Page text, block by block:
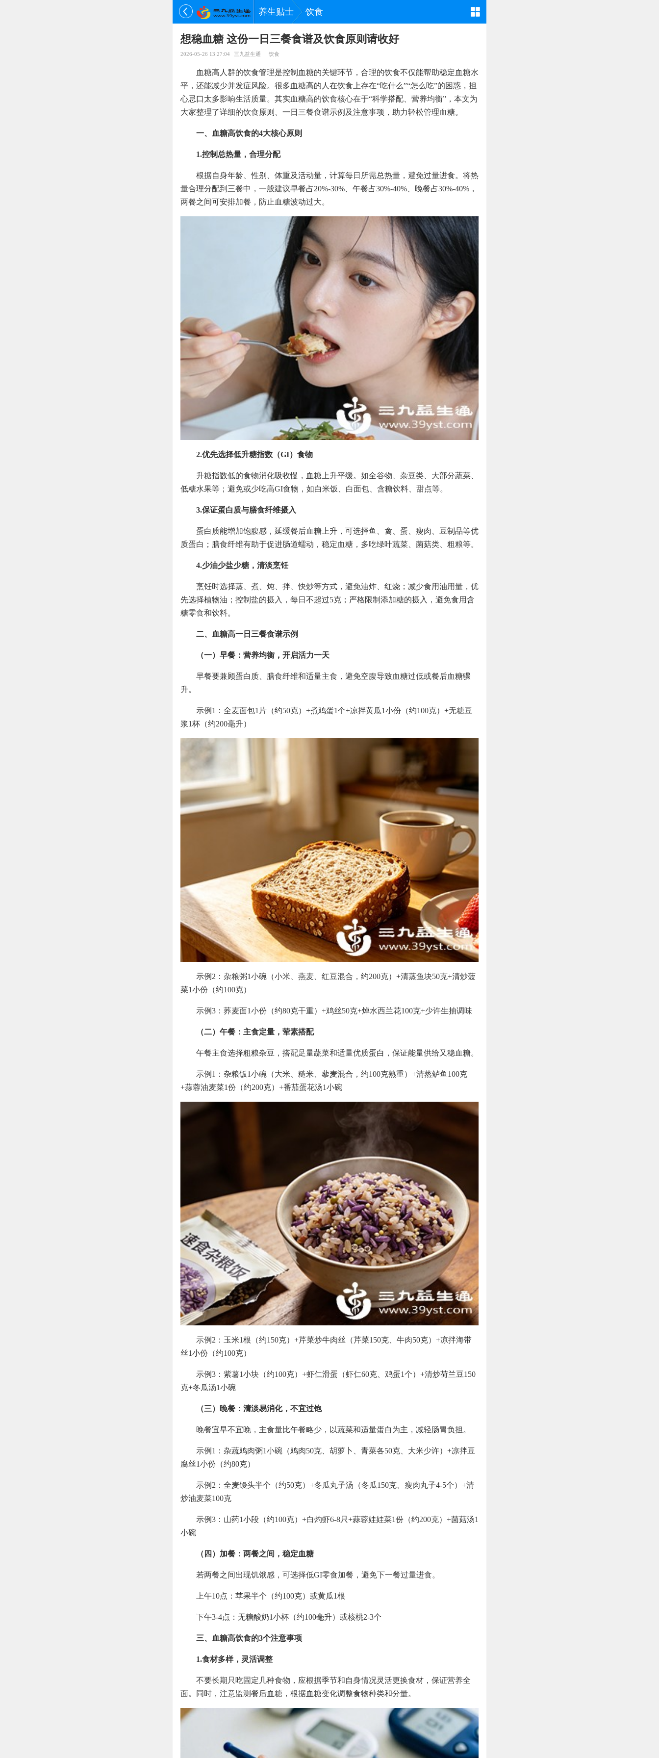
养生贴士 饮食
想稳血糖 这份一日三餐食谱及饮食原则请收好
2026-05-26 13:27:04 三九益生通 饮食
血糖高人群的饮食管理是控制血糖的关键环节，合理的饮食不仅能帮助稳定血糖水
平，还能减少并发症风险。很多血糖高的人在饮食上存在“吃什么”“怎么吃”的困惑，担
心忌口太多影响生活质量。其实血糖高的饮食核心在于“科学搭配、营养均衡”，本文为
大家整理了详细的饮食原则、一日三餐食谱示例及注意事项，助力轻松管理血糖。
一、血糖高饮食的4大核心原则
1.控制总热量，合理分配
根据自身年龄、性别、体重及活动量，计算每日所需总热量，避免过量进食。将热
量合理分配到三餐中，一般建议早餐占20%-30%、午餐占30%-40%、晚餐占30%-40%，
两餐之间可安排加餐，防止血糖波动过大。
2.优先选择低升糖指数（GI）食物
升糖指数低的食物消化吸收慢，血糖上升平缓。如全谷物、杂豆类、大部分蔬菜、
低糖水果等；避免或少吃高GI食物，如白米饭、白面包、含糖饮料、甜点等。
3.保证蛋白质与膳食纤维摄入
蛋白质能增加饱腹感，延缓餐后血糖上升，可选择鱼、禽、蛋、瘦肉、豆制品等优
质蛋白；膳食纤维有助于促进肠道蠕动，稳定血糖，多吃绿叶蔬菜、菌菇类、粗粮等。
4.少油少盐少糖，清淡烹饪
烹饪时选择蒸、煮、炖、拌、快炒等方式，避免油炸、红烧；减少食用油用量，优
先选择植物油；控制盐的摄入，每日不超过5克；严格限制添加糖的摄入，避免食用含
糖零食和饮料。
二、血糖高一日三餐食谱示例
（一）早餐：营养均衡，开启活力一天
早餐要兼顾蛋白质、膳食纤维和适量主食，避免空腹导致血糖过低或餐后血糖骤
升。
示例1：全麦面包1片（约50克）+煮鸡蛋1个+凉拌黄瓜1小份（约100克）+无糖豆
浆1杯（约200毫升）
示例2：杂粮粥1小碗（小米、燕麦、红豆混合，约200克）+清蒸鱼块50克+清炒菠
菜1小份（约100克）
示例3：荞麦面1小份（约80克干重）+鸡丝50克+焯水西兰花100克+少许生抽调味
（二）午餐：主食定量，荤素搭配
午餐主食选择粗粮杂豆，搭配足量蔬菜和适量优质蛋白，保证能量供给又稳血糖。
示例1：杂粮饭1小碗（大米、糙米、藜麦混合，约100克熟重）+清蒸鲈鱼100克
+蒜蓉油麦菜1份（约200克）+番茄蛋花汤1小碗
示例2：玉米1根（约150克）+芹菜炒牛肉丝（芹菜150克、牛肉50克）+凉拌海带
丝1小份（约100克）
示例3：紫薯1小块（约100克）+虾仁滑蛋（虾仁60克、鸡蛋1个）+清炒荷兰豆150
克+冬瓜汤1小碗
（三）晚餐：清淡易消化，不宜过饱
晚餐宜早不宜晚，主食量比午餐略少，以蔬菜和适量蛋白为主，减轻肠胃负担。
示例1：杂蔬鸡肉粥1小碗（鸡肉50克、胡萝卜、青菜各50克、大米少许）+凉拌豆
腐丝1小份（约80克）
示例2：全麦馒头半个（约50克）+冬瓜丸子汤（冬瓜150克、瘦肉丸子4-5个）+清
炒油麦菜100克
示例3：山药1小段（约100克）+白灼虾6-8只+蒜蓉娃娃菜1份（约200克）+菌菇汤1
小碗
（四）加餐：两餐之间，稳定血糖
若两餐之间出现饥饿感，可选择低GI零食加餐，避免下一餐过量进食。
上午10点：苹果半个（约100克）或黄瓜1根
下午3-4点：无糖酸奶1小杯（约100毫升）或核桃2-3个
三、血糖高饮食的3个注意事项
1.食材多样，灵活调整
不要长期只吃固定几种食物，应根据季节和自身情况灵活更换食材，保证营养全
面。同时，注意监测餐后血糖，根据血糖变化调整食物种类和分量。